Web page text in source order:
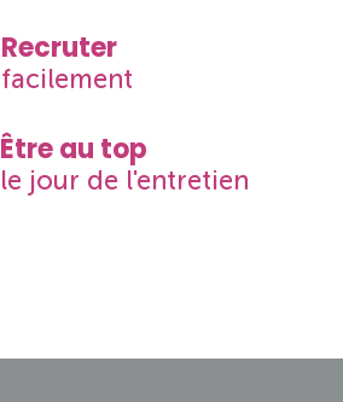
Recruter
facilement
Être au top
le jour de l'entretien